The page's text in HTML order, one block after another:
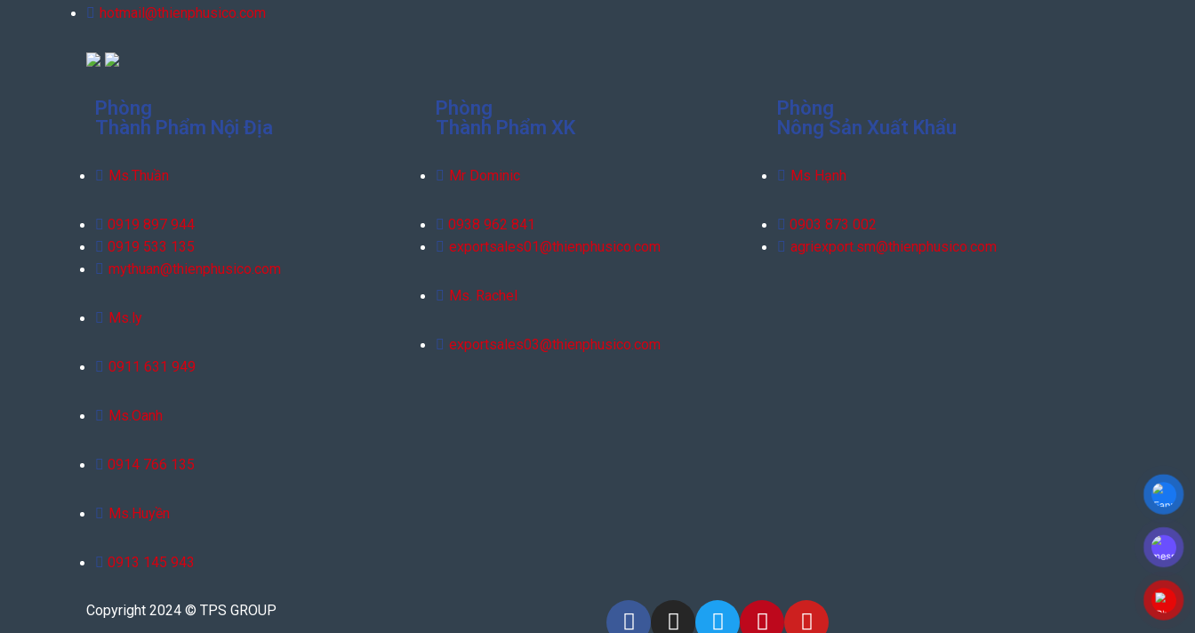
hotmail@thienphusico.com
Phòng
Thành Phẩm Nội Địa
Ms.Thuần
0919 897 944
0919 533 135
mythuan@thienphusico.com
Ms.ly
0911 631 949
Ms.Oanh
0914 766 135
Ms.Huyền
0913 145 943
Phòng
Thành Phẩm XK
Mr Dominic
0938 962 841
exportsales01@thienphusico.com
Ms. Rachel
exportsales03@thienphusico.com
Phòng
Nông Sản Xuất Khẩu
Ms Hạnh
0903 873 002
agriexport.sm@thienphusico.com
Copyright 2024 © TPS GROUP